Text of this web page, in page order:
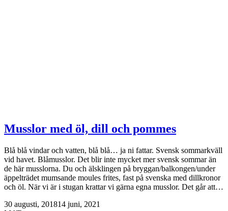
Musslor med öl, dill och pommes
Blå blå vindar och vatten, blå blå… ja ni fattar. Svensk sommarkväll
vid havet. Blåmusslor. Det blir inte mycket mer svensk sommar än
de här musslorna. Du och älsklingen på bryggan/balkongen/under
äppelträdet mumsande moules frites, fast på svenska med dillkronor
och öl. När vi är i stugan krattar vi gärna egna musslor. Det går att…
30 augusti, 201814 juni, 2021